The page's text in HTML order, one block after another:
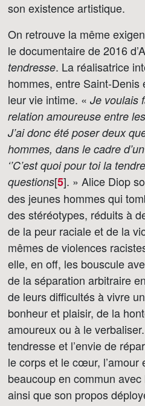
son existence artistique.
On retrouve la même
le documentaire de 2016
tendresse. La réalisatrice
hommes, entre Saint-
leur vie intime. « Je voulais
relation amoureuse entre
J’ai donc été poser deux
hommes, dans le cadre
‘’C’est quoi pour toi la
questions[5]. » Alice Diop
des jeunes hommes qui
des stéréotypes, réduits à
de la peur raciale et de la
mêmes de violences
elle, en off, les bouscule
de la séparation arbitraire
de leurs difficultés à vivre
bonheur et plaisir, de la
amoureux ou à le
tendresse et l’envie de
le corps et le cœur, l’amour
beaucoup en commun
ainsi que son propos